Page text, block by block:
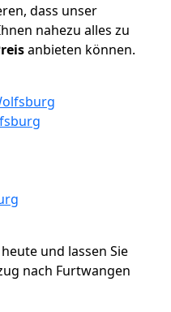
dass unser
nahezu alles zu
anbieten können.
und lassen Sie
nach Furtwangen